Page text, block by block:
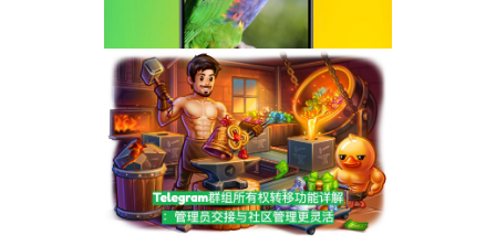
Telegram界面全面升级：安卓版全新设
计、iOS Liquid Glass优化与操作体验提
升